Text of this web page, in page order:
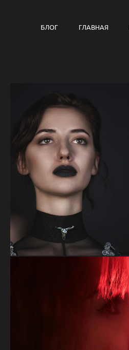
БЛОГ ГЛАВНАЯ